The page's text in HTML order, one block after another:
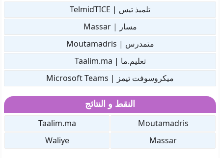
تلميذ تيس | TelmidTICE
مسار | Massar
متمدرس | Moutamadris
تعليم.ما | Taalim.ma
ميكروسوفت تيمز | Microsoft Teams
النقط و النتائج
Moutamadris
Taalim.ma
Massar
Waliye